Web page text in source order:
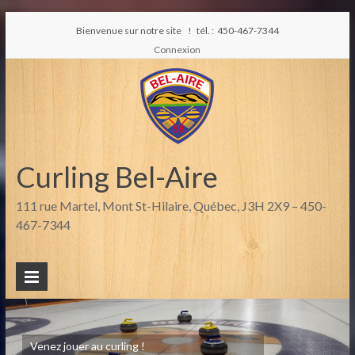
Bienvenue sur notre site ! tél. : 450-467-7344
Connexion
Curling Bel-Aire
111 rue Martel, Mont St-Hilaire, Québec, J3H 2X9 – 450-
467-7344
Venez jouer au curling !